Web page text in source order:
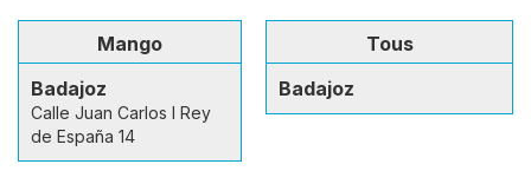
Mango
Badajoz
Calle Juan Carlos I Rey
de España 14
Tous
Badajoz